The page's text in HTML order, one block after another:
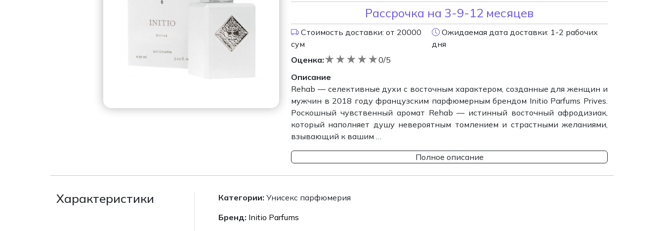
Рассрочка на 3-9-12 месяцев
Стоимость доставки: от 20000
сум
Ожидаемая дата доставки: 1-2 рабочих
дня
Оценка:
★
★
★
★
★
0/5
Описание
Rehab — селективные духи с восточным характером, созданные для женщин и
мужчин в 2018 году французским парфюмерным брендом Initio Parfums Prives.
Роскошный чувственный аромат Rehab — истинный восточный афродизиак,
который наполняет душу невероятным томлением и страстными желаниями,
взывающий к вашим …
Полное описание
Характеристики Категории: Унисекс парфюмерия
Бренд: Initio Parfums